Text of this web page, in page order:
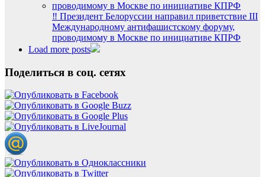
‼️ Президент Белоруссии направил приветствие III
Международному антифашистскому форуму,
проводимому в Москве по инициативе КПРФ
Load more posts
Поделиться в соц. сетях